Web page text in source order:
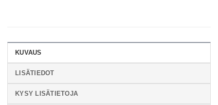
KUVAUS
LISÄTIEDOT
KYSY LISÄTIETOJA